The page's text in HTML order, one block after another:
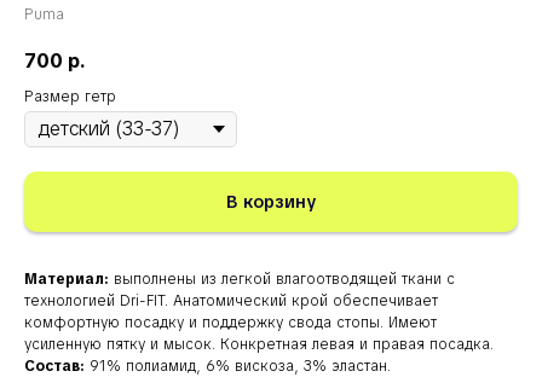
Puma
700 р.
Размер гетр
В корзину
Материал: выполнены из легкой влагоотводящей ткани с
технологией Dri-FIT. Анатомический крой обеспечивает
комфортную посадку и поддержку свода стопы. Имеют
усиленную пятку и мысок. Конкретная левая и правая посадка.
Состав: 91% полиамид, 6% вискоза, 3% эластан.